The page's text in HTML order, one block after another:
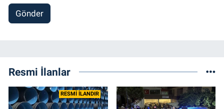
Gönder
Resmi İlanlar
RESMİ İLANDIR